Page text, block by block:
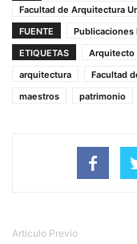
Facultad de Arquitectura
FUENTE
Publicaciones
ETIQUETAS
Arquitecto
arquitectura
Facultad
maestros
patrimonio
Artículo Previo